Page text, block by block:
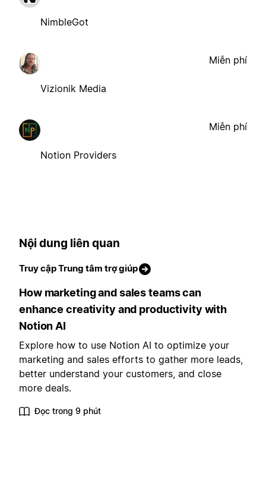
NimbleGot
Vizionik Media
Miễn phí
Notion Providers
Miễn phí
Nội dung liên quan
Truy cập Trung tâm trợ giúp
How marketing and sales teams can
enhance creativity and productivity with
Notion AI
Explore how to use Notion AI to optimize your
marketing and sales efforts to gather more leads,
better understand your customers, and close
more deals.
Đọc trong 9 phút